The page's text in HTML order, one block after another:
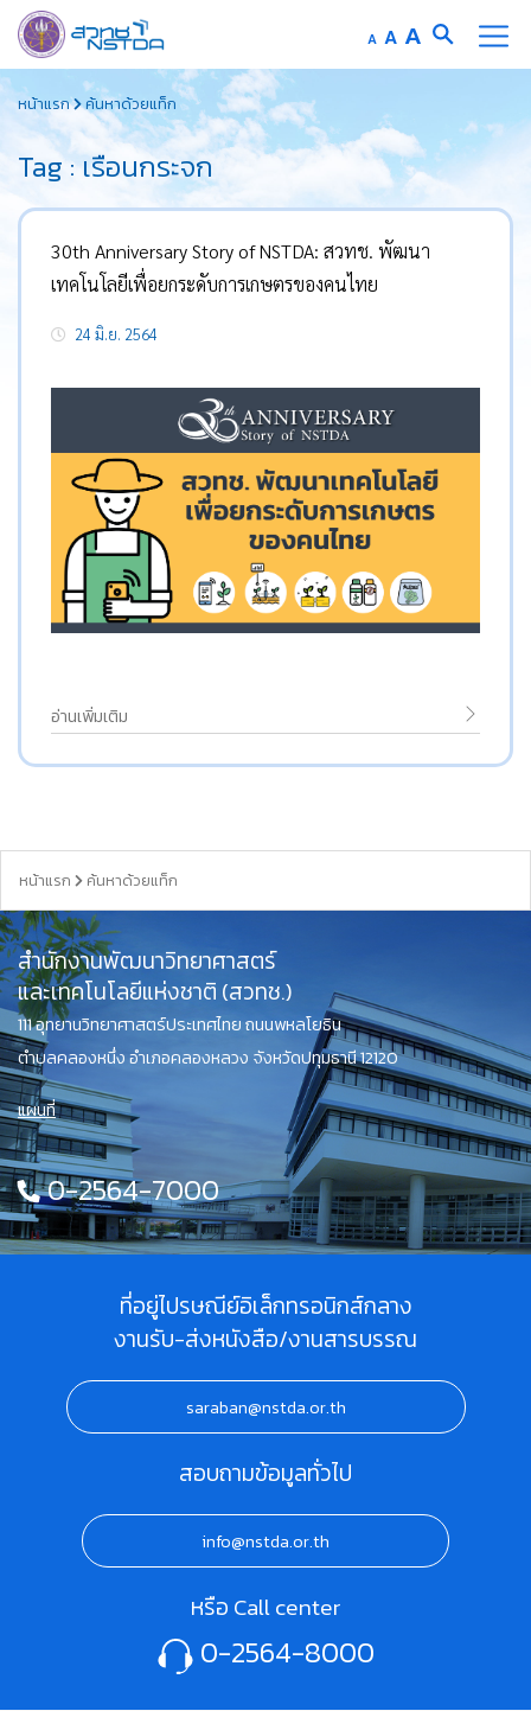
to
content
A Decrease
font
AReset
font
A Increase
font
หน้าแรก ค้นหาด้วยแท็ก
Tag : เรือนกระจก
30th Anniversary Story of NSTDA: สวทช. พัฒนา
เทคโนโลยีเพื่อยกระดับการเกษตรของคนไทย
24 มิ.ย. 2564
อ่านเพิ่มเติม
หน้าแรก ค้นหาด้วยแท็ก
สำนักงานพัฒนาวิทยาศาสตร์
และเทคโนโลยีแห่งชาติ (สวทช.)
111 อุทยานวิทยาศาสตร์ประเทศไทย ถนนพหลโยธิน
ตำบลคลองหนึ่ง อำเภอคลองหลวง จังหวัดปทุมธานี 12120
แผนที่
0-2564-7000
ที่อยู่ไปรษณีย์อิเล็กทรอนิกส์กลาง
งานรับ-ส่งหนังสือ/งานสารบรรณ
saraban@nstda.or.th
สอบถามข้อมูลทั่วไป
info@nstda.or.th
หรือ Call center
0-2564-8000